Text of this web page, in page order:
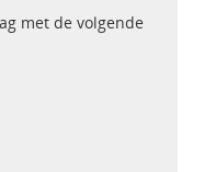
met de volgende